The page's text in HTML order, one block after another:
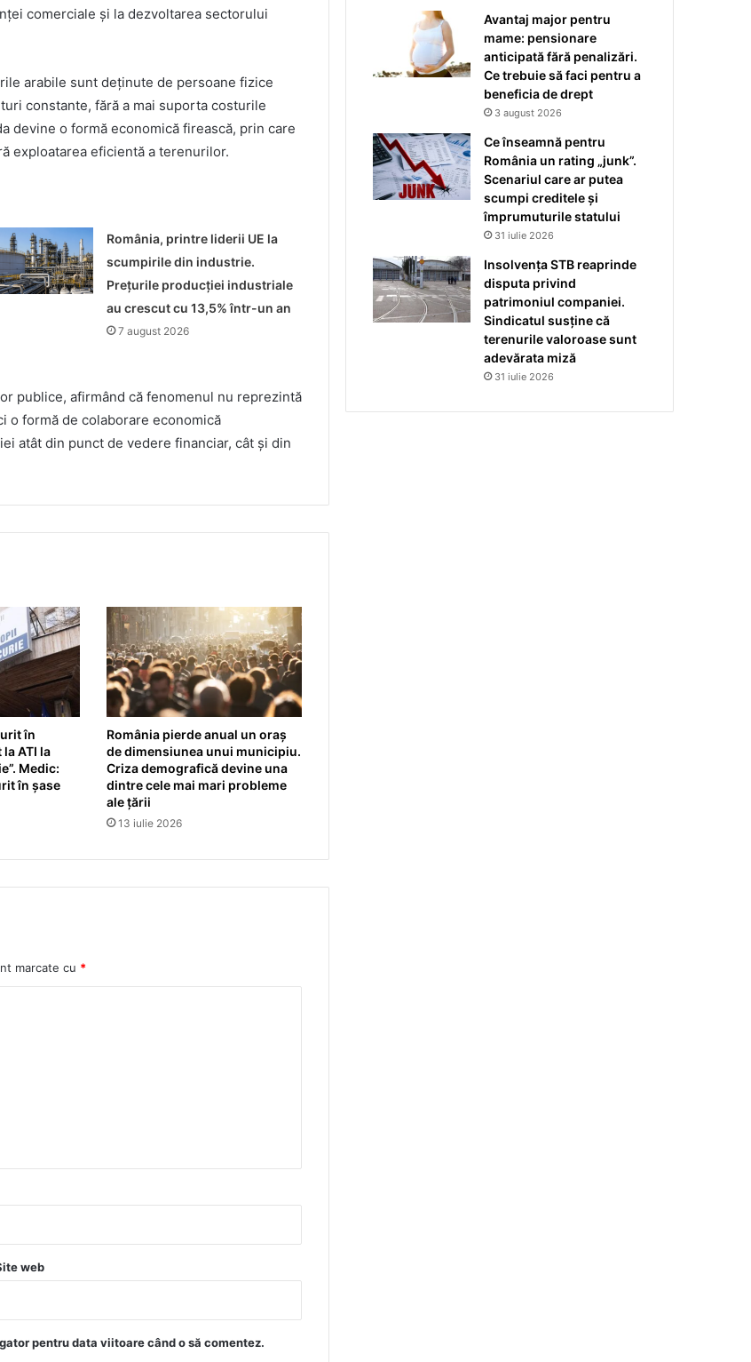
comerciale și la dezvoltarea sectorului
arabile sunt deținute de persoane fizice
constante, fără a mai suporta costurile
devine o formă economică firească, prin care
exploatarea eficientă a terenurilor.
România, printre liderii UE la
scumpirile din industrie.
Prețurile producției industriale
au crescut cu 13,5% într-un an
7 august 2026
publice, afirmând că fenomenul nu reprezintă
o formă de colaborare economică
atât din punct de vedere financiar, cât și din
în
ATI la
Medic:
în șase
România pierde anual un oraș
de dimensiunea unui municipiu.
Criza demografică devine una
dintre cele mai mari probleme
ale țării
13 iulie 2026
marcate cu *
web
pentru data viitoare când o să comentez.
Avantaj major pentru
mame: pensionare
anticipată fără penalizări.
Ce trebuie să faci pentru a
beneficia de drept
3 august 2026
Ce înseamnă pentru
România un rating „junk”.
Scenariul care ar putea
scumpi creditele și
împrumuturile statului
31 iulie 2026
Insolvența STB reaprinde
disputa privind
patrimoniul companiei.
Sindicatul susține că
terenurile valoroase sunt
adevărata miză
31 iulie 2026